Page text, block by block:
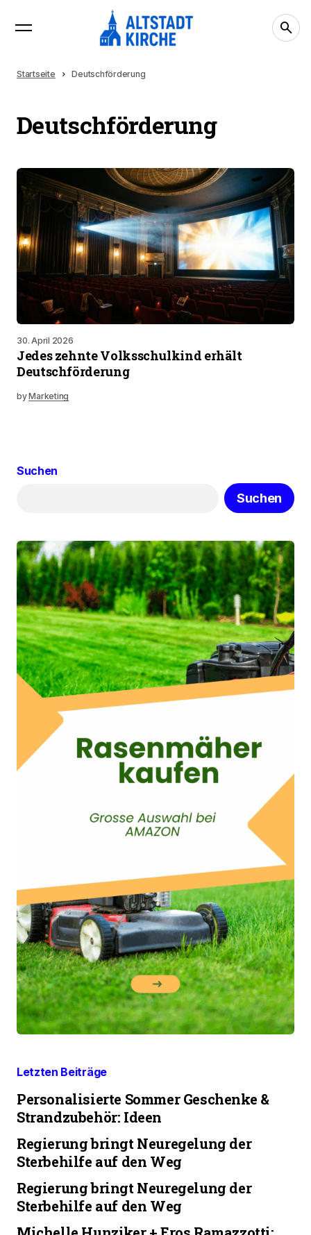
Startseite Deutschförderung
Deutschförderung
30. April 2026
Jedes zehnte Volksschulkind erhält
Deutschförderung
byMarketing
Suchen
Suchen
Letzten Beiträge
Personalisierte Sommer Geschenke &
Strandzubehör: Ideen
Regierung bringt Neuregelung der
Sterbehilfe auf den Weg
Regierung bringt Neuregelung der
Sterbehilfe auf den Weg